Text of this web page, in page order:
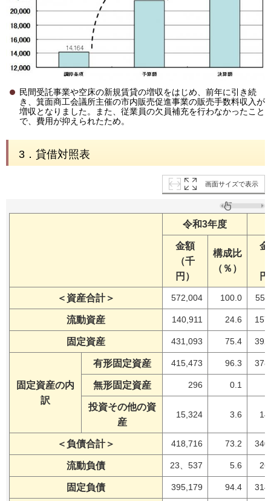
民間受託事業や空床の新規賃貸の増収をはじめ、前年に引き続
き、箕面商工会議所主催の市内販売促進事業の販売手数料収入が
増収となりました。また、従業員の欠員補充を行わなかったこと
で、費用が抑えられたため。
3．貸借対照表
画面サイズで表示
令和3年度
金額
（千
円）
構成比
（％）
金
＜資産合計＞ 572,004 100.0
流動資産 140,911 24.6
固定資産 431,093 75.4
固定資産の内
訳
有形固定資産 415,473 96.3
無形固定資産 296 0.1
投資その他の資
産
15,324 3.6
＜負債合計＞ 418,716 73.2
流動負債 23、537 5.6
固定負債 395,179 94.4